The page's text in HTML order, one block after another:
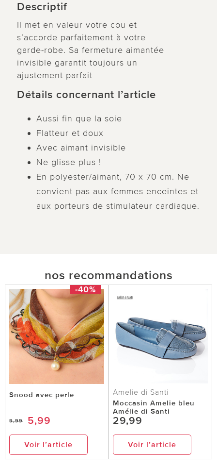
Descriptif
Il met en valeur votre cou et
s’accorde parfaitement à votre
garde-robe. Sa fermeture aimantée
invisible garantit toujours un
ajustement parfait
Détails concernant l’article
Aussi fin que la soie
Flatteur et doux
Avec aimant invisible
Ne glisse plus !
En polyester/aimant, 70 x 70 cm. Ne
convient pas aux femmes enceintes et
aux porteurs de stimulateur cardiaque.
nos recommandations
-40%
Snood avec perle
9,99 5,99
Voir l’article
Amelie di Santi
Moccasin Amelie bleu
Amélie di Santi
29,99
Voir l’article